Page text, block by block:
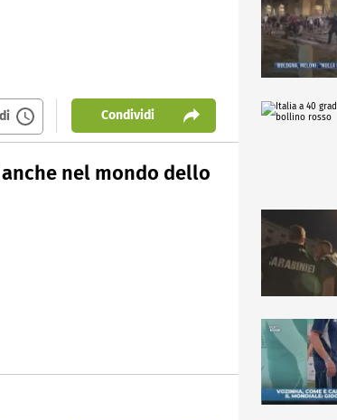
Condividi
nel mondo dello